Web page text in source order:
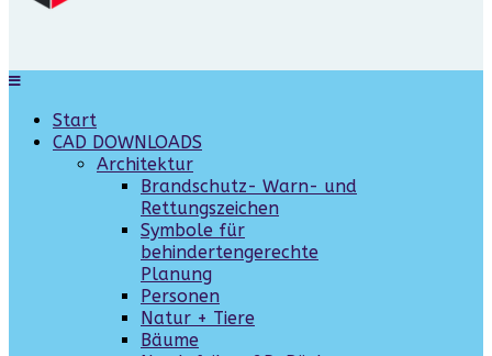
Start
CAD DOWNLOADS
Architektur
Brandschutz- Warn- und
Rettungszeichen
Symbole für
behindertengerechte
Planung
Personen
Natur + Tiere
Bäume